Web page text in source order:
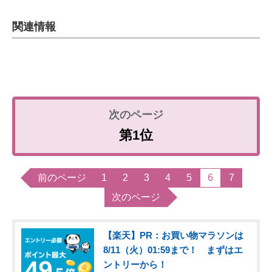
関連情報
第1位
前のページ 1 2 3 4 5 6
7
次のページ
【楽天】PR：お買い物マラソンは
8/11（火）01:59まで！ まずはエ
ントリーから！